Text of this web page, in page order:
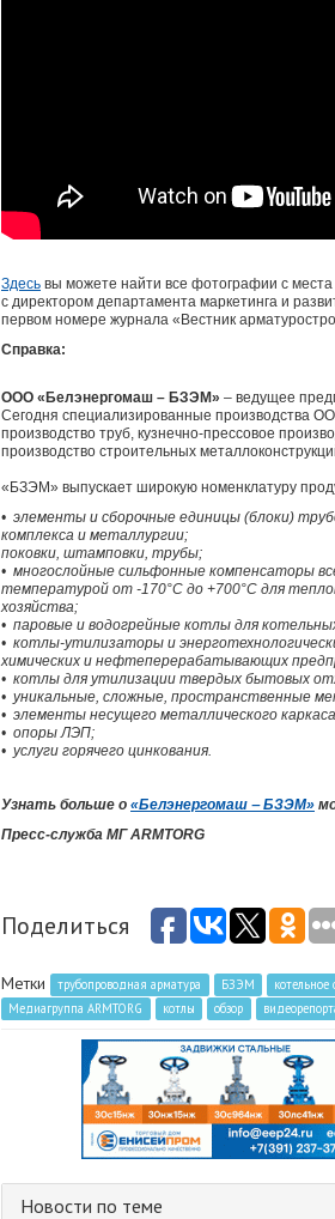
Здесь вы можете найти все фотографии с
с директором департамента маркетинга и
первом номере журнала «Вестник
Справка:
ООО «Белэнергомаш – БЗЭМ» – ведущее
Сегодня специализированные производства
производство труб, кузнечно-прессовое
производство строительных
«БЗЭМ» выпускает широкую номенклатуру
• элементы и сборочные единицы (блоки)
комплекса и металлургии;
поковки, штамповки, трубы;
• многослойные сильфонные компенсаторы
температурой от -170°С до +700°С для
хозяйства;
• паровые и водогрейные котлы для
• котлы-утилизаторы и
химических и нефтеперерабатывающих
• котлы для утилизации твердых бытовых
• уникальные, сложные, пространственные
• элементы несущего металлического
• опоры ЛЭП;
• услуги горячего цинкования.
Узнать больше о «Белэнергомаш ‒ БЗЭМ»
Пресс-служба МГ ARMTORG
Поделиться
Метки трубопроводная арматура БЗЭМ котельное
Медиагруппа ARMTORG
котлы обзор
Новости по теме